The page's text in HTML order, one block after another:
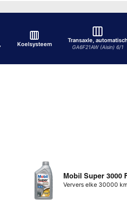
Koelsysteem
Transaxle,
GA6F21AW (Aisin) 6/1
Mobil Super 3000
Ververs elke 30000